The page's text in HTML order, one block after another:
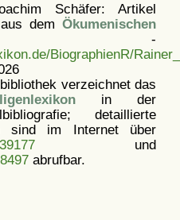
Schäfer: Artikel
dem Ökumenischen
BiographienR/
verzeichnet das
in der
detaillierte
sind im Internet über
und
abrufbar.